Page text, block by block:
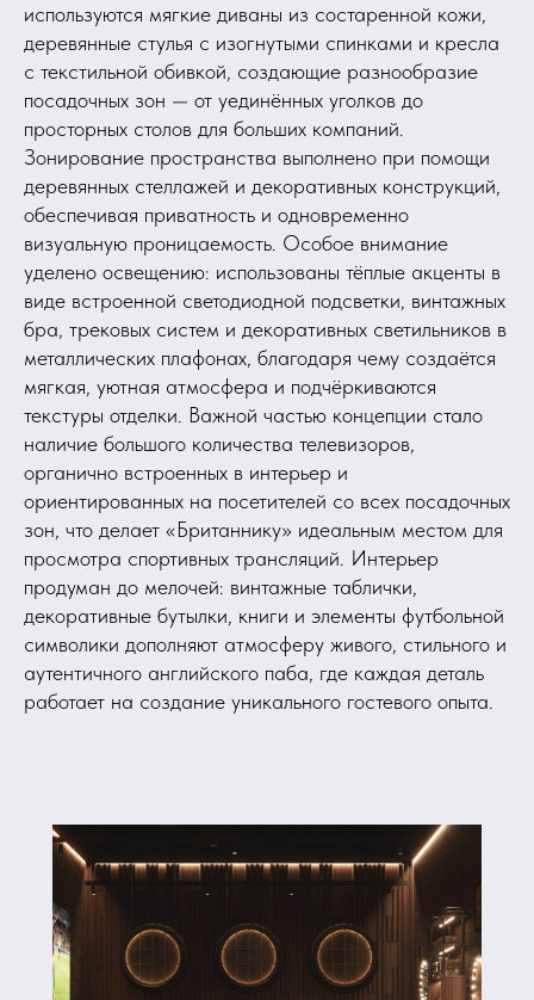
используются мягкие диваны из состаренной кожи,
деревянные стулья с изогнутыми спинками и кресла
с текстильной обивкой, создающие разнообразие
посадочных зон — от уединённых уголков до
просторных столов для больших компаний.
Зонирование пространства выполнено при помощи
деревянных стеллажей и декоративных конструкций,
обеспечивая приватность и одновременно
визуальную проницаемость. Особое внимание
уделено освещению: использованы тёплые акценты в
виде встроенной светодиодной подсветки, винтажных
бра, трековых систем и декоративных светильников в
металлических плафонах, благодаря чему создаётся
мягкая, уютная атмосфера и подчёркиваются
текстуры отделки. Важной частью концепции стало
наличие большого количества телевизоров,
органично встроенных в интерьер и
ориентированных на посетителей со всех посадочных
зон, что делает «Британнику» идеальным местом для
просмотра спортивных трансляций. Интерьер
продуман до мелочей: винтажные таблички,
декоративные бутылки, книги и элементы футбольной
символики дополняют атмосферу живого, стильного и
аутентичного английского паба, где каждая деталь
работает на создание уникального гостевого опыта.